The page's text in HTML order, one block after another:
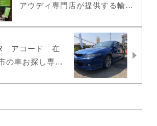
アウディ専門店が提供する輸入
アコード 在
の車お探し専門